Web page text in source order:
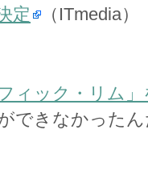
定
（ITmedia）
ィック・リム
できなかった